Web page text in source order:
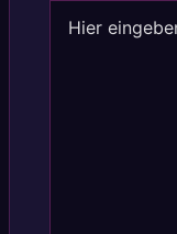
eingeben…